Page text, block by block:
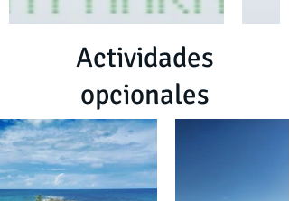
Actividades
opcionales